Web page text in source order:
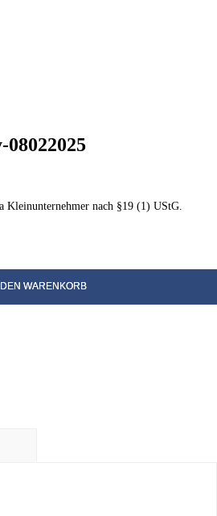
Kleinunternehmer nach §19 (1) UStG.
DEN WARENKORB